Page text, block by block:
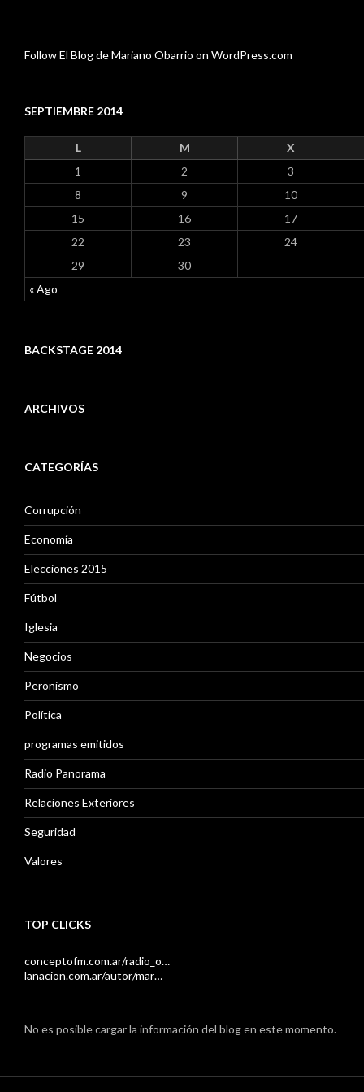
Follow El Blog de Mariano Obarrio on WordPress.com
SEPTIEMBRE 2014
L M X
« Ago
1 2
3
8
9
10
15
16
17
22
23
24
29
30
BACKSTAGE 2014
ARCHIVOS
c
v
o
s
CATEGORÍAS
Corrupción
Economía
Elecciones 2015
Fútbol
Iglesia
Negocios
Peronismo
Política
programas emitidos
Radio Panorama
Relaciones Exteriores
Seguridad
Valores
TOP CLICKS
conceptofm.com.ar/radio_o…
lanacion.com.ar/autor/mar…
No es posible cargar la información del blog en este momento.